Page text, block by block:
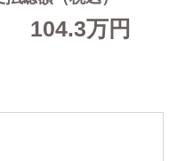
104.3万円